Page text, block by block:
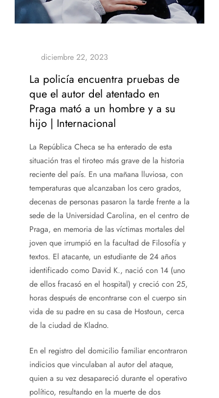
La policía encuentra pruebas de
que el autor del atentado en
Praga mató a un hombre y a su
hijo | Internacional
La República Checa se ha enterado de esta
situación tras el tiroteo más grave de la historia
reciente del país. En una mañana lluviosa, con
temperaturas que alcanzaban los cero grados,
decenas de personas pasaron la tarde frente a la
sede de la Universidad Carolina, en el centro de
Praga, en memoria de las víctimas mortales del
joven que irrumpió en la facultad de Filosofía y
textos. El atacante, un estudiante de 24 años
identificado como David K., nació con 14 (uno
de ellos fracasó en el hospital) y creció con 25,
horas después de encontrarse con el cuerpo sin
vida de su padre en su casa de Hostoun, cerca
de la ciudad de Kladno.
En el registro del domicilio familiar encontraron
indicios que vinculaban al autor del ataque,
quien a su vez desapareció durante el operativo
político, resultando en la muerte de dos